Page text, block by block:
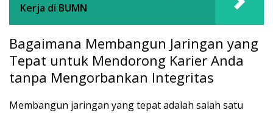
Kerja di BUMN
Bagaimana Membangun Jaringan yang
Tepat untuk Mendorong Karier Anda
tanpa Mengorbankan Integritas
Membangun jaringan yang tepat adalah salah satu